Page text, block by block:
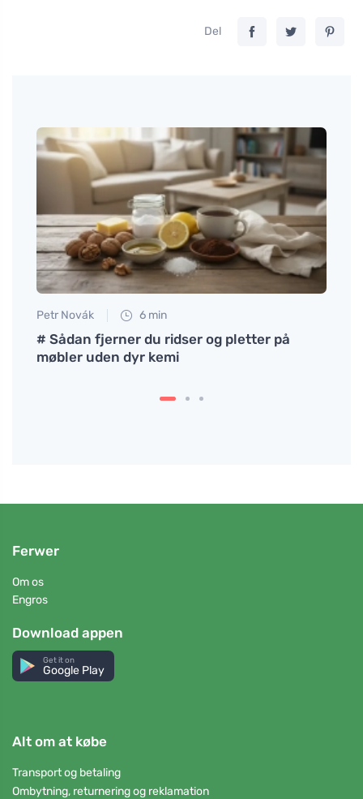
Del
Petr Novák 6 min
# Sådan fjerner du ridser og pletter på
møbler uden dyr kemi
Ferwer
Om os
Engros
Download appen
Get it on
Google Play
Alt om at købe
Transport og betaling
Ombytning, returnering og reklamation